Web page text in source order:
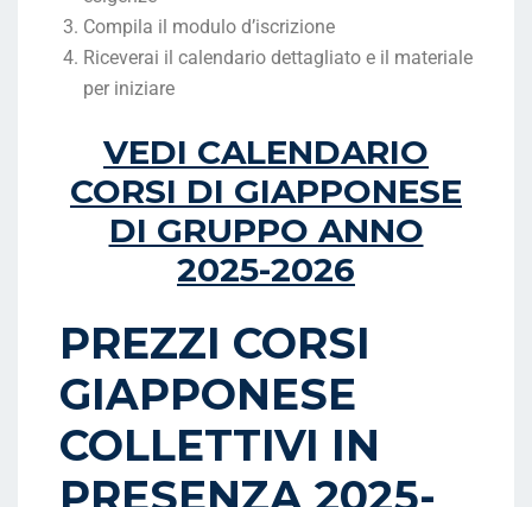
Compila il modulo d’iscrizione
Riceverai il calendario dettagliato e il materiale
per iniziare
VEDI CALENDARIO
CORSI DI GIAPPONESE
DI GRUPPO ANNO
2025-2026
PREZZI CORSI
GIAPPONESE
COLLETTIVI IN
PRESENZA 2025-